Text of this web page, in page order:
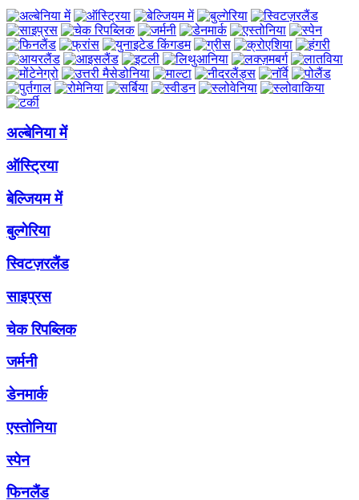
अल्बेनिया में
ऑस्ट्रिया
बेल्जियम में
बुल्गेरिया
स्विटज़रलैंड
साइप्रस
चेक रिपब्लिक
जर्मनी
डेनमार्क
एस्तोनिया
स्पेन
फिनलैंड